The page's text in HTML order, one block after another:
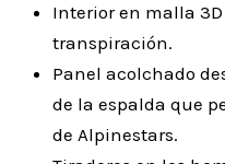
Interior en malla
transpiración.
Panel acolchado
de la espalda que
de Alpinestars.